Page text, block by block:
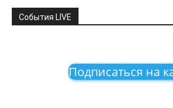
События LIVE
Подписаться на